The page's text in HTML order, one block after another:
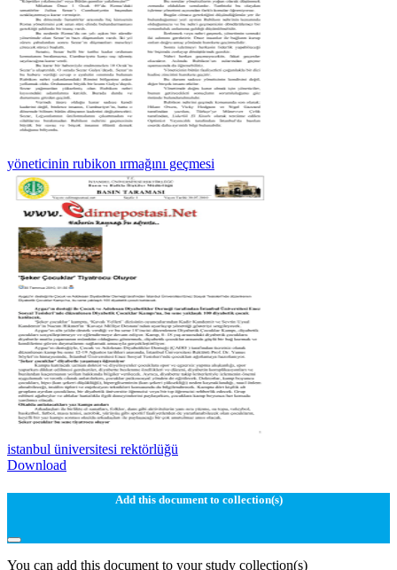
yöneticinin rubikon ırmağını geçmesi
istanbul üniversitesi rektörlüğü
Download
Add this document to collection(s)
You can add this document to your study collection(s)